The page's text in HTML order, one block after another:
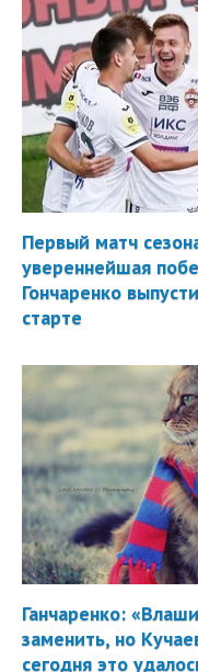
Первый матч
увереннейшая
Гончаренко
старте
Ганчаренко:
заменить, но
сегодня это